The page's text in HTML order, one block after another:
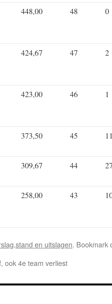
448,00 48 0
424,67 47 2
423,00 46 1
373,50 45
309,67 44
258,00 43
en uitslagen. Bookmark
ook 4e team verliest